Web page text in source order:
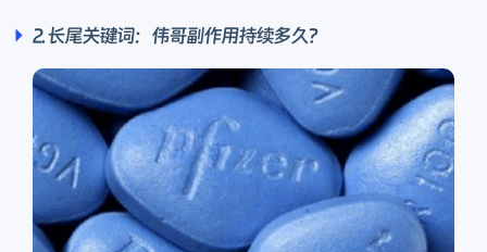
2. 长尾关键词：伟哥副作用持续多久？